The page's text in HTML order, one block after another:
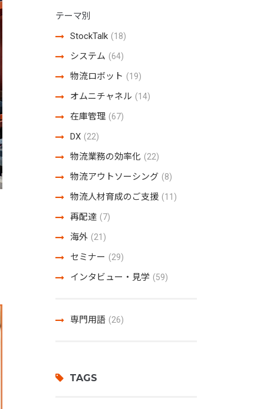
テーマ別
StockTalk (18)
システム (64)
物流ロボット (19)
オムニチャネル (14)
在庫管理 (67)
DX (22)
物流業務の効率化 (22)
物流アウトソーシング (8)
物流人材育成のご支援 (11)
再配達 (7)
海外 (21)
セミナー (29)
インタビュー・見学 (59)
専門用語 (26)
TAGS